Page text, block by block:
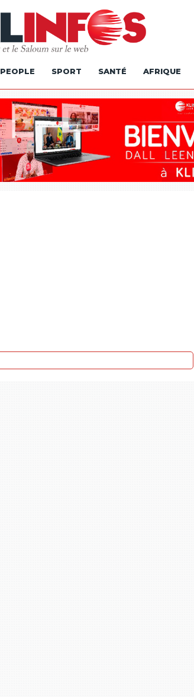
PEOPLE SPORT SANTÉ AFRIQUE